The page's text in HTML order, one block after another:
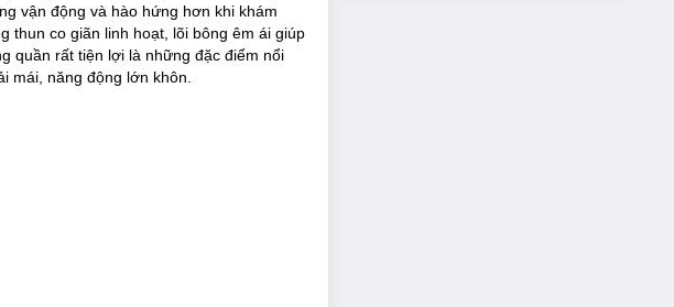
vận động và hào hứng hơn khi khám
thun co giãn linh hoạt, lõi bông êm ái giúp
quần rất tiện lợi là những đặc điểm nổi
mái, năng động lớn khôn.